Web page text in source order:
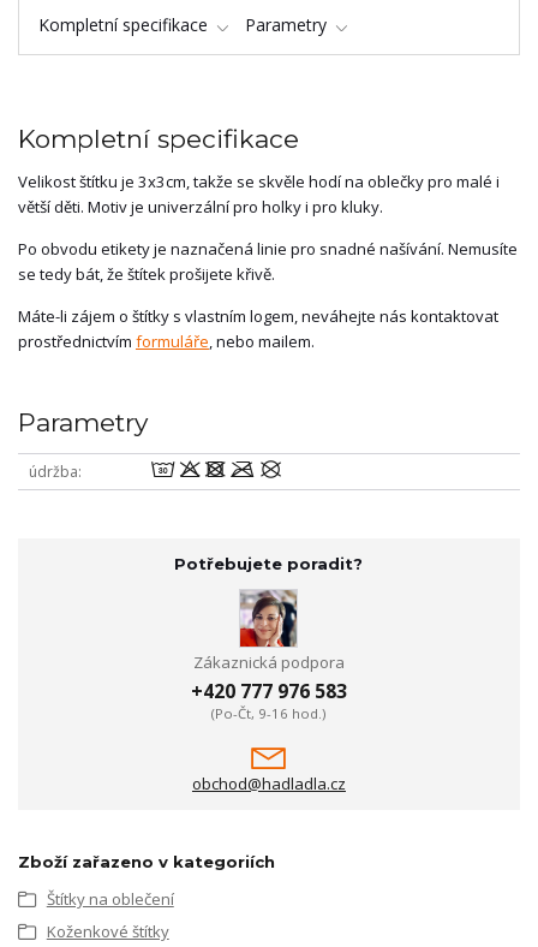
Kompletní specifikace Parametry
Kompletní specifikace
Velikost štítku je 3x3cm, takže se skvěle hodí na oblečky pro malé i
větší děti. Motiv je univerzální pro holky i pro kluky.
Po obvodu etikety je naznačená linie pro snadné našívání. Nemusíte
se tedy bát, že štítek prošijete křivě.
Máte-li zájem o štítky s vlastním logem, neváhejte nás kontaktovat
prostřednictvím formuláře, nebo mailem.
Parametry
údržba wodmU
Potřebujete poradit?
Zákaznická podpora
+420 777 976 583
(Po-Čt, 9-16 hod.)
obchod@hadladla.cz
Zboží zařazeno v kategoriích
Štítky na oblečení
Koženkové štítky